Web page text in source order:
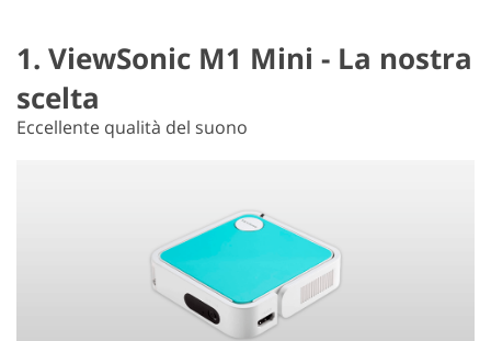
1. ViewSonic M1 Mini - La nostra
scelta
Eccellente qualità del suono